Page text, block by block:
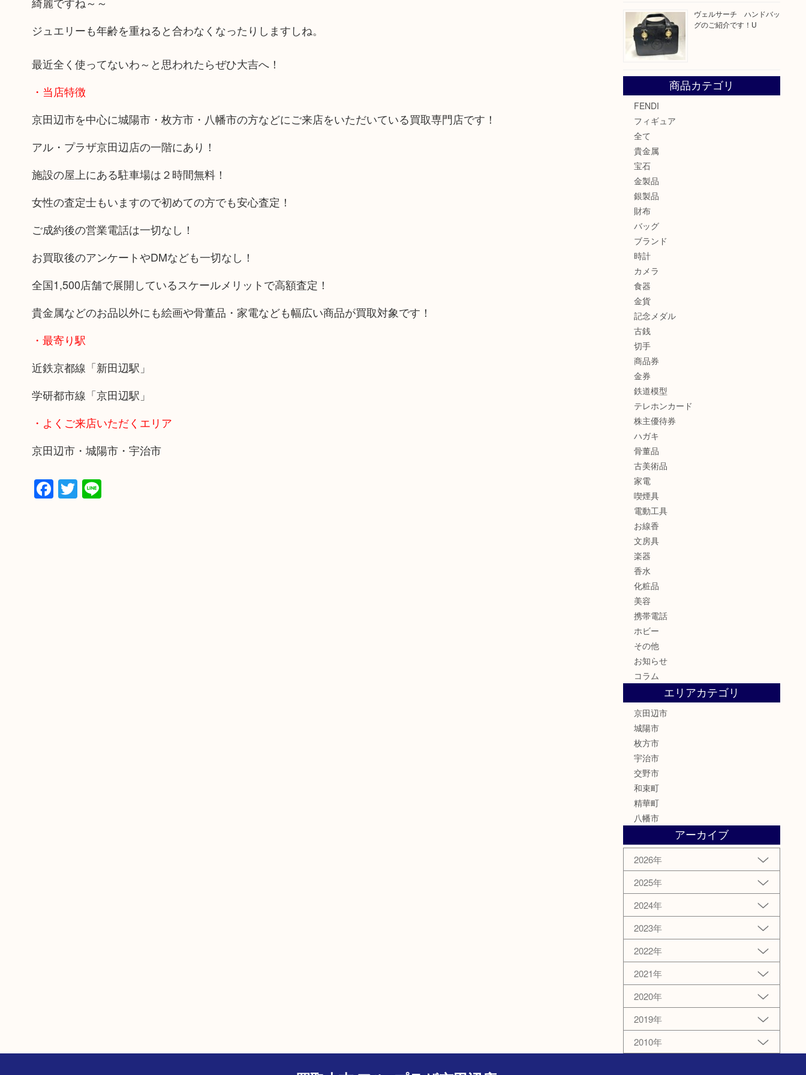
ジュエリーも年齢を重ねると合わなくなったりしますしね。
最近全く使ってないわ～と思われたらぜひ大吉へ！
・当店特徴
京田辺市を中心に城陽市・枚方市・八幡市の方などにご来店をいただいている買取専門店です！
アル・プラザ京田辺店の一階にあり！
施設の屋上にある駐車場は２時間無料！
女性の査定士もいますので初めての方でも安心査定！
ご成約後の営業電話は一切なし！
お買取後のアンケートやDMなども一切なし！
全国1,500店舗で展開しているスケールメリットで高額査定！
貴金属などのお品以外にも絵画や骨董品・家電なども幅広い商品が買取対象です！
・最寄り駅
近鉄京都線「新田辺駅」
学研都市線「京田辺駅」
・よくご来店いただくエリア
京田辺市・城陽市・宇治市
Facebook
Twitter
Line
ヴェルサーチ ハンドバッ
グのご紹介です！U
商品カテゴリ
FENDI
フィギュア
全て
貴金属
宝石
金製品
銀製品
財布
バッグ
ブランド
時計
カメラ
食器
金貨
記念メダル
古銭
切手
商品券
金券
鉄道模型
テレホンカード
株主優待券
ハガキ
骨董品
古美術品
家電
喫煙具
電動工具
お線香
文房具
楽器
香水
化粧品
美容
携帯電話
ホビー
その他
お知らせ
コラム
エリアカテゴリ
京田辺市
城陽市
枚方市
宇治市
交野市
和束町
精華町
八幡市
アーカイブ
2026年
2025年
2024年
2023年
2022年
2021年
2020年
2019年
2010年